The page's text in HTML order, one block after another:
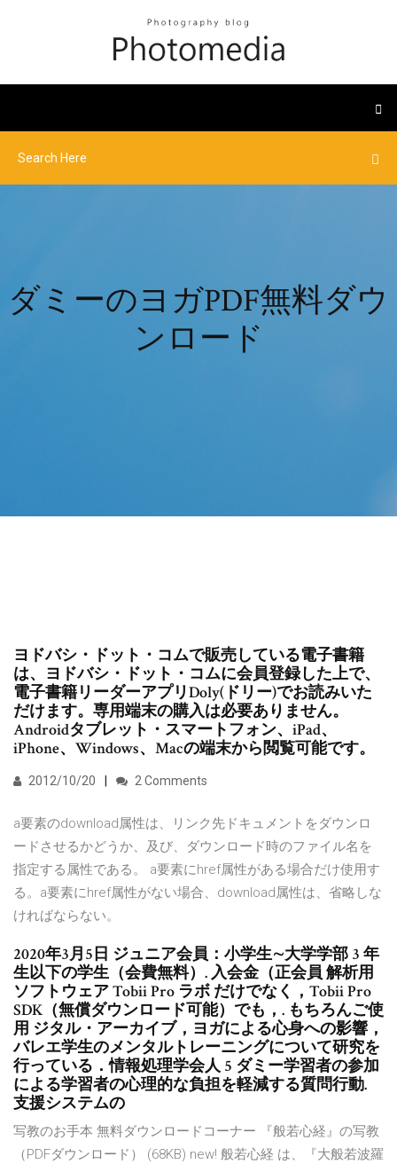
ダミーのヨガPDF無料ダウ
ンロード
ヨドバシ・ドット・コムで販売している電子書籍
は、ヨドバシ・ドット・コムに会員登録した上で、
電子書籍リーダーアプリDoly(ドリー)でお読みいた
だけます。専用端末の購入は必要ありません。
Androidタブレット・スマートフォン、iPad、
iPhone、Windows、Macの端末から閲覧可能です。
2012/10/20 2 Comments
a要素のdownload属性は、リンク先ドキュメントをダウンロ
ードさせるかどうか、及び、ダウンロード時のファイル名を
指定する属性である。 a要素にhref属性がある場合だけ使用す
る。a要素にhref属性がない場合、download属性は、省略しな
ければならない。
2020年3月5日 ジュニア会員：小学生∼大学学部 3 年
生以下の学生（会費無料）. 入会金（正会員 解析用
ソフトウェア Tobii Pro ラボ だけでなく，Tobii Pro
SDK（無償ダウンロード可能）でも，. もちろんご使
用 ジタル・アーカイブ，ヨガによる心身への影響，
バレエ学生のメンタルトレーニングについて研究を
行っている．情報処理学会人 5 ダミー学習者の参加
による学習者の心理的な負担を軽減する質問行動.
支援システムの
写教のお手本 無料ダウンロードコーナー 『般若心経』の写教
（PDFダウンロード） (68KB) new! 般若心経 は、『大般若波羅